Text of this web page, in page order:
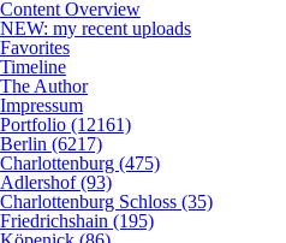
Content Overview
NEW: my recent uploads
Favorites
Timeline
The Author
Impressum
Portfolio (12161)
Berlin (6217)
Charlottenburg (475)
Adlershof (93)
Charlottenburg Schloss (35)
Friedrichshain (195)